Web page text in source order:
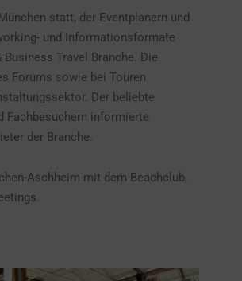
statt, der Eventplanern und
und Informationsformate
Travel Branche. Die
Forums sowie bei Touren
Der beliebte
Fachbesuchern informierte
der Branche.
Aschheim mit dem Beachclub,